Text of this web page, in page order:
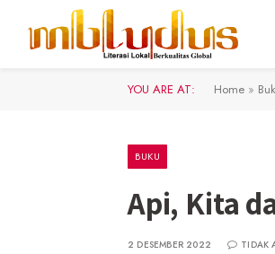
YOU ARE AT: Home »
BUKU
Api, Kita
2 DESEMBER 2022 TIDAK